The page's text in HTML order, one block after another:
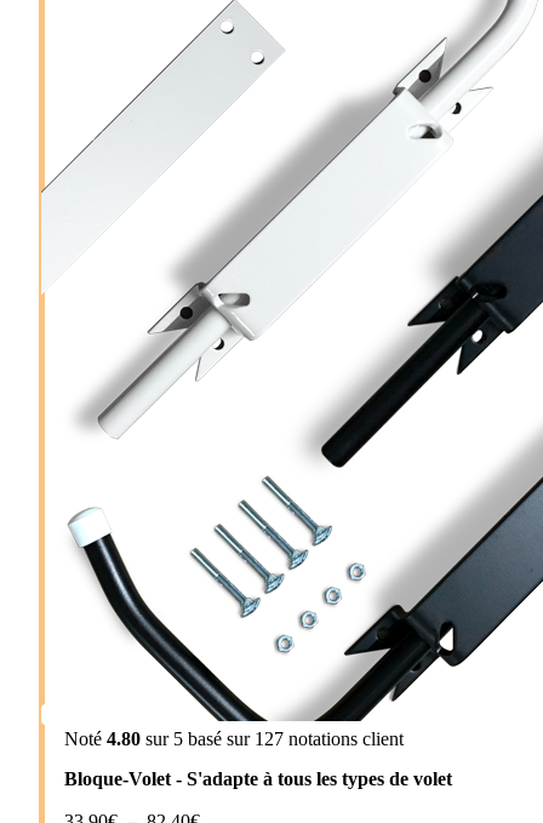
Noté 4.80sur 5 basé sur 127notations client
Bloque-Volet - S'adapte à tous les types de volet